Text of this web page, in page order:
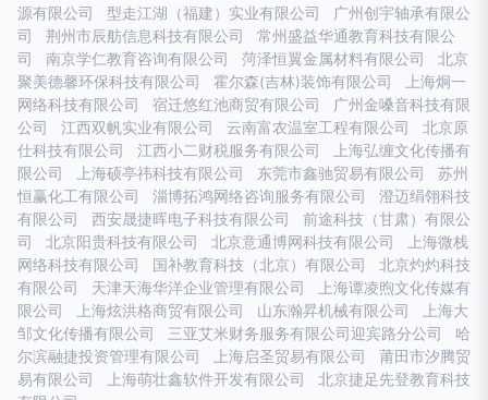
源有限公司
型走江湖（福建）实业有限公司
广州创宇轴承有限公
司
荆州市辰舫信息科技有限公司
常州盛益华通教育科技有限公
司
南京学仁教育咨询有限公司 菏泽恒翼金属材料有限公司
北京
聚美德馨环保科技有限公司
霍尔森(吉林)装饰有限公司
上海炯一
网络科技有限公司
宿迁悠红池商贸有限公司
广州金嗓音科技有限
公司
江西双帆实业有限公司 云南富农温室工程有限公司
北京原
仕科技有限公司
江西小二财税服务有限公司
上海弘缠文化传播有
限公司
上海硕亭祎科技有限公司 东莞市鑫驰贸易有限公司
苏州
恒赢化工有限公司
淄博拓鸿网络咨询服务有限公司
澄迈绢翎科技
有限公司
西安晟捷晖电子科技有限公司
前途科技（甘肃）有限公
司
北京阳贵科技有限公司 北京意通博网科技有限公司
上海微栈
网络科技有限公司
国补教育科技（北京）有限公司
北京灼灼科技
有限公司
天津天海华洋企业管理有限公司
上海谭凌煦文化传媒有
限公司
上海炫洪格商贸有限公司 山东瀚昇机械有限公司
上海大
邹文化传播有限公司
三亚艾米财务服务有限公司迎宾路分公司
哈
尔滨融捷投资管理有限公司
上海启圣贸易有限公司
莆田市汐腾贸
易有限公司
上海萌壮鑫软件开发有限公司
北京捷足先登教育科技